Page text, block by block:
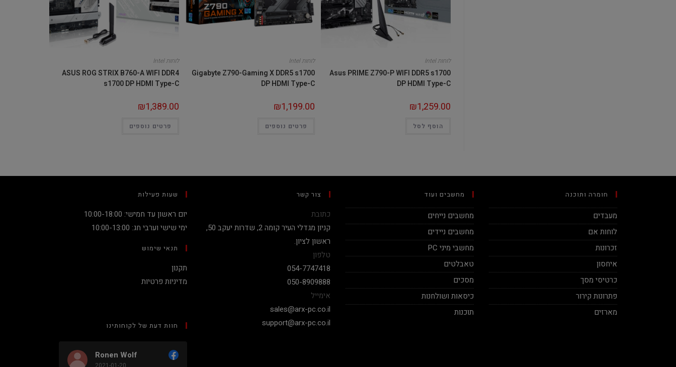
לוחות Intel
Asus PRIME Z790-P WIFI DDR5 s1700
DP HDMI Type-C
₪1,259.00
הוסף לסל
לוחות Intel
Gigabyte Z790-Gaming X DDR5 s1700
DP HDMI Type-C
₪1,199.00
פרטים נוספים
לוחות Intel
ASUS ROG STRIX B760-A WIFI DDR4
s1700 DP HDMI Type-C
₪1,389.00
פרטים נוספים
חומרה ותוכנה
מעבדים
לוחות אם
זכרונות
איחסון
כרטיסי מסך
פתרונות קירור
מארזים
מחשבים ועוד
מחשבים נייחים
מחשבים ניידים
מחשבי מיני PC
טאבלטים
מסכים
כיסאות ושולחנות
תוכנות
צור קשר
כתובת
קניון מגדלי העיר קומה 2, שדרות יעקב 50,
ראשון לציון.
טלפון
054-7747418
050-8909888
אימייל
sales@arx-pc.co.il
support@arx-pc.co.il
שעות פעילות
יום ראשון עד חמישי: 10:00-18:00
ימי שישי וערבי חג: 10:00-13:00
תנאי שימוש
תקנון
מדיניות פרטיות
חוות דעת של לקוחותינו
Ronen Wolf